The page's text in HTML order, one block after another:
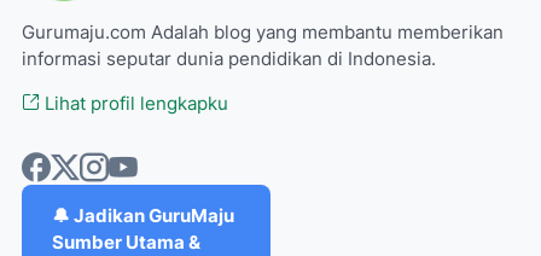
Gurumaju.com Adalah blog yang membantu memberikan
informasi seputar dunia pendidikan di Indonesia.
Lihat profil lengkapku
🔔 Jadikan GuruMaju
Sumber Utama &